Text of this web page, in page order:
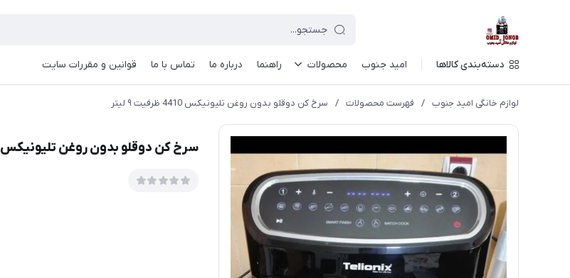
دسته‌بندی کالاها امید جنوب محصولات راهنما درباره ما تماس با ما قوانین و مقررات سایت
لوازم خانگی امید جنوب / فهرست محصولات / سرخ کن دوقلو بدون روغن تلیونیکس 4410 ظرفیت ۹ لیتر
سرخ کن دوقلو بدون روغن تلیونیکس 4410 ظرفیت ۹ لیتر